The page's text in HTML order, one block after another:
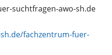
fachzentrum-fuer-